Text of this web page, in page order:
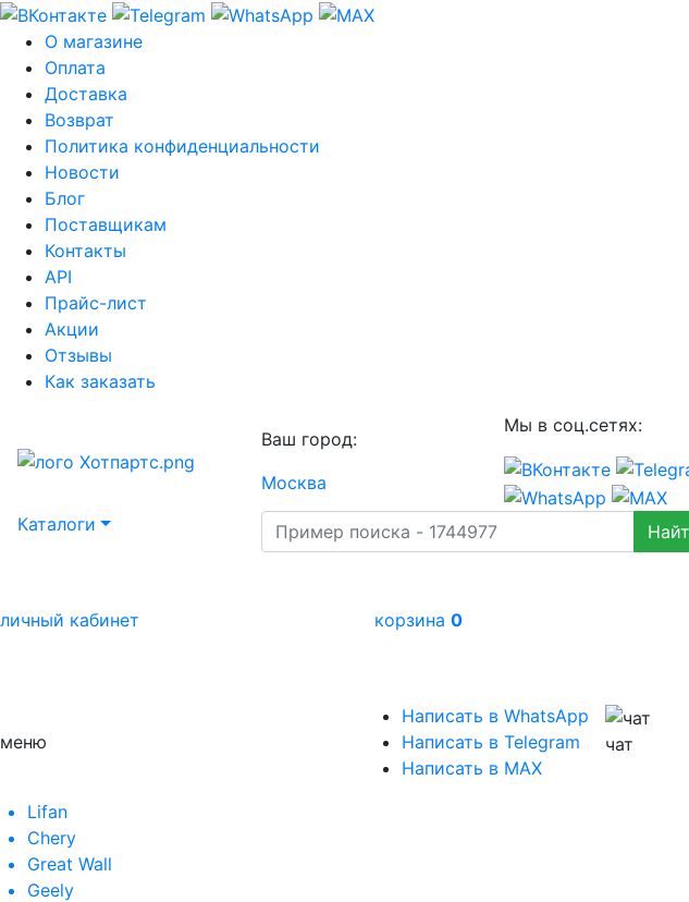
О магазине
Оплата
Доставка
Возврат
Политика конфиденциальности
Новости
Блог
Поставщикам
Контакты
API
Прайс-лист
Акции
Отзывы
Как заказать
Ваш город:
Москва
Мы в соц.сетях:
Каталоги
личный кабинет корзина 0
меню
Написать в WhatsApp
Написать в Telegram
Написать в MAX
чат
Lifan
Chery
Great Wall
Geely